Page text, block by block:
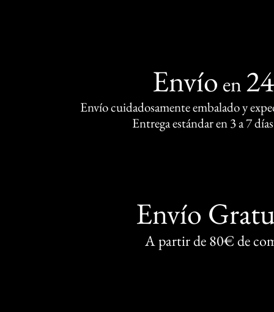
Envío en
Envío cuidadosamente embalado y
Entrega estándar en 3 a 7
Envío
A partir de 80€ de